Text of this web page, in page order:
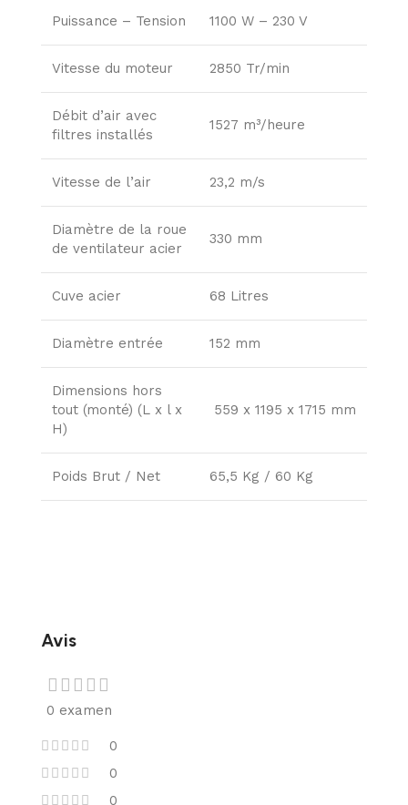
Puissance – Tension 1100 W – 230 V
Vitesse du moteur 2850 Tr/min
Débit d’air avec
filtres installés
1527 m³/heure
Vitesse de l’air 23,2 m/s
Diamètre de la roue
de ventilateur acier
330 mm
Cuve acier 68 Litres
Diamètre entrée 152 mm
Dimensions hors
tout (monté) (L x l x
H)
559 x 1195 x 1715 mm
Poids Brut / Net 65,5 Kg / 60 Kg
Avis
0 examen
0
0
0